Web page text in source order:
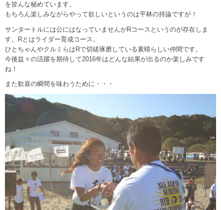
を皆んな秘めています。
もちろん楽しみながらやって欲しいというのは平林の持論ですが！
サンタートルには公にはなっていませんがRコースというのが存在しま
す。Rとはライダー育成コース。
ひとちゃんやクルミらはRで切磋琢磨している素晴らしい仲間です。
今後益々の活躍を期待して2016年はどんな結果が出るのか楽しみです
ね！
また歓喜の瞬間を味わうために・・・